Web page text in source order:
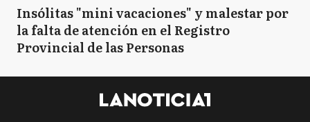
Insólitas "mini vacaciones" y malestar por
la falta de atención en el Registro
Provincial de las Personas